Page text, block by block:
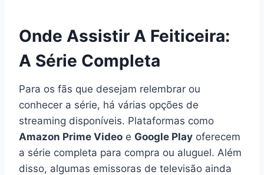
Onde Assistir A Feiticeira:
A Série Completa
Para os fãs que desejam relembrar ou
conhecer a série, há várias opções de
streaming disponíveis. Plataformas como
Amazon Prime Video e Google Play oferecem
a série completa para compra ou aluguel. Além
disso, algumas emissoras de televisão ainda